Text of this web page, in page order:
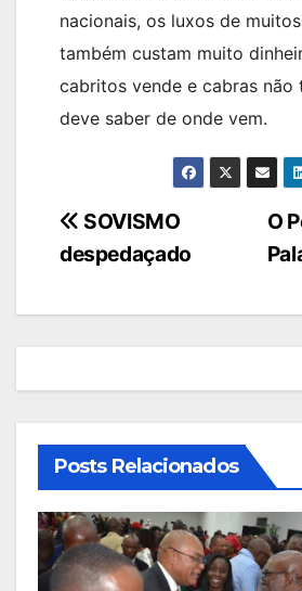
nacionais, os luxos de
também custam muito
cabritos vende e cabras não
deve saber de onde vem.
Navegação
de
artigos
O
SOVISMO
despedaçado
Posts Relacionados